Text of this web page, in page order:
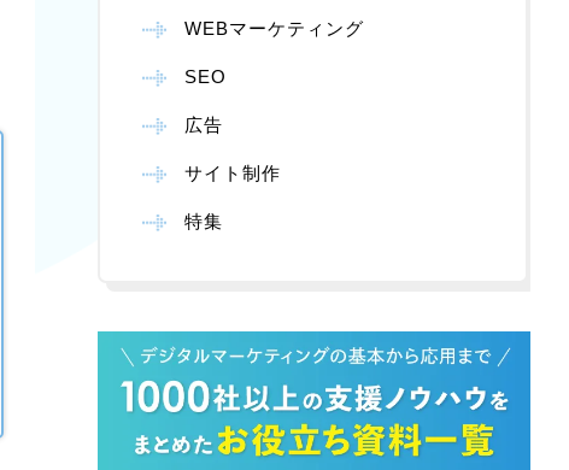
WEBマーケティング
SEO
広告
サイト制作
特集